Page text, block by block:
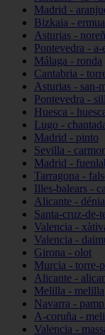
Madrid -
Bizkaia - ermua
Asturias -
Pontevedra - a-
Málaga - ronda
Cantabria -
Asturias - san-
Pontevedra -
Huesca -
Lugo -
Madrid - pinto
Sevilla -
Madrid -
Tarragona -
Illes-balears -
Alicante - dénia
Santa-cruz-de-
Valencia -
Valencia -
Girona - olot
Murcia - torre-
Alicante -
Melilla - melilla
Navarra -
A-coruña -
Valencia -